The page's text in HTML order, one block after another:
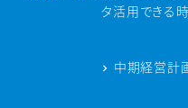
タ活用できる時
中期経営計